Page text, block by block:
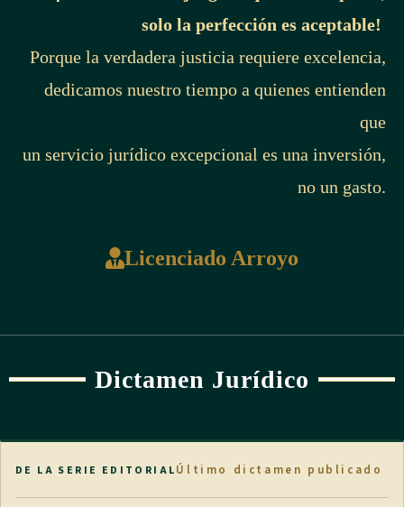
solo la perfección es aceptable!
Porque la verdadera justicia requiere excelencia,
dedicamos nuestro tiempo a quienes entienden
que
un servicio jurídico excepcional es una inversión,
no un gasto.
Licenciado Arroyo
Dictamen Jurídico
DE LA SERIE EDITORIALÚltimo dictamen publicado